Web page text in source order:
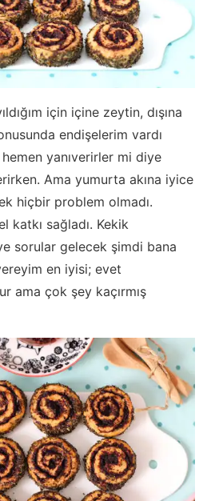
için içine zeytin, dışına
endişelerim vardı
hemen yanıverirler mi diye
Ama yumurta akına iyice
hiçbir problem olmadı.
katkı sağladı. Kekik
sorular gelecek şimdi bana
en iyisi; evet
ama çok şey kaçırmış